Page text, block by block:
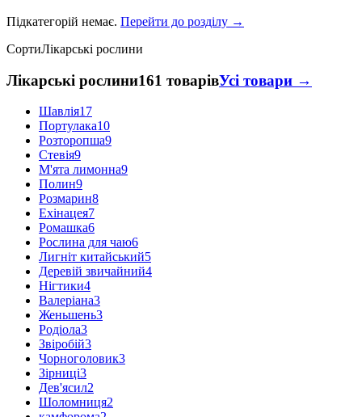
Підкатегорій немає. Перейти до розділу →
СортиЛікарські рослини
Лікарські рослини161 товарівУсі товари →
Шавлія17
Портулака10
Розторопша9
Стевія9
М'ята лимонна9
Полин9
Розмарин8
Ехінацея7
Ромашка6
Рослина для чаю6
Лигніт китайський5
Деревій звичайний4
Нігтики4
Валеріана3
Женьшень3
Родіола3
Звіробій3
Чорноголовик3
Зірниці3
Дев'ясил2
Шоломниця2